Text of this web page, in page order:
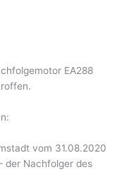
EA288
vom 31.08.2020
der Nachfolger des